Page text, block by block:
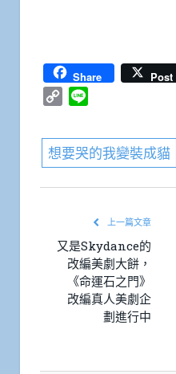
Share Post
Copy
想要哭的我變裝成貓
上一篇文章
又是Skydance的
改編美劇大餅，
《命運石之門》
改編真人美劇企
劃進行中